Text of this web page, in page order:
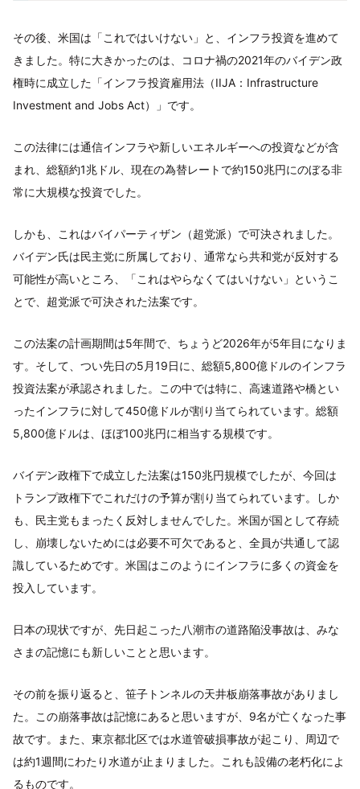
その後、米国は「これではいけない」と、インフラ投資を進めて
きました。特に大きかったのは、コロナ禍の2021年のバイデン政
権時に成立した「インフラ投資雇用法（IIJA：Infrastructure
Investment and Jobs Act）」です。
この法律には通信インフラや新しいエネルギーへの投資などが含
まれ、総額約1兆ドル、現在の為替レートで約150兆円にのぼる非
常に大規模な投資でした。
しかも、これはバイパーティザン（超党派）で可決されました。
バイデン氏は民主党に所属しており、通常なら共和党が反対する
可能性が高いところ、「これはやらなくてはいけない」というこ
とで、超党派で可決された法案です。
この法案の計画期間は5年間で、ちょうど2026年が5年目になりま
す。そして、つい先日の5月19日に、総額5,800億ドルのインフラ
投資法案が承認されました。この中では特に、高速道路や橋とい
ったインフラに対して450億ドルが割り当てられています。総額
5,800億ドルは、ほぼ100兆円に相当する規模です。
バイデン政権下で成立した法案は150兆円規模でしたが、今回は
トランプ政権下でこれだけの予算が割り当てられています。しか
も、民主党もまったく反対しませんでした。米国が国として存続
し、崩壊しないためには必要不可欠であると、全員が共通して認
識しているためです。米国はこのようにインフラに多くの資金を
投入しています。
日本の現状ですが、先日起こった八潮市の道路陥没事故は、みな
さまの記憶にも新しいことと思います。
その前を振り返ると、笹子トンネルの天井板崩落事故がありまし
た。この崩落事故は記憶にあると思いますが、9名が亡くなった事
故です。また、東京都北区では水道管破損事故が起こり、周辺で
は約1週間にわたり水道が止まりました。これも設備の老朽化によ
るものです。